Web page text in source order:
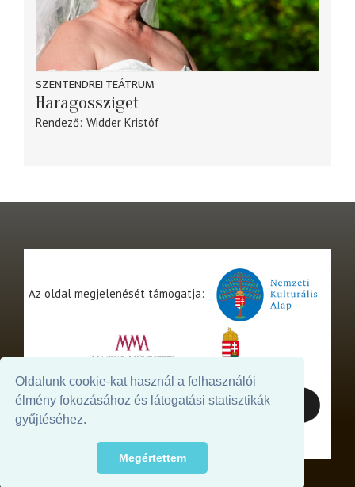
Oldalunk cookie-kat használ a felhasználói
élmény fokozásához és látogatási statisztikák
gyűjtéséhez.
Megértettem
SZENTENDREI TEÁTRUM
Haragossziget
Rendező Widder Kristóf
Az oldal megjelenését támogatja: